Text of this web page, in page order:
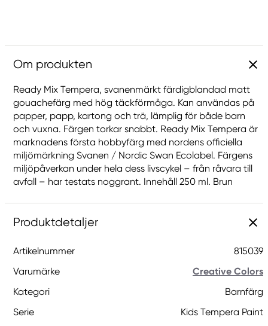
Om produkten
Ready Mix Tempera, svanenmärkt färdigblandad matt
gouachefärg med hög täckförmåga. Kan användas på
papper, papp, kartong och trä, lämplig för både barn
och vuxna. Färgen torkar snabbt. Ready Mix Tempera är
marknadens första hobbyfärg med nordens officiella
miljömärkning Svanen / Nordic Swan Ecolabel. Färgens
miljöpåverkan under hela dess livscykel – från råvara till
avfall – har testats noggrant. Innehåll 250 ml. Brun
Produktdetaljer
Artikelnummer
815039
Varumärke
Creative Colors
Kategori
Barnfärg
Serie
Kids Tempera Paint